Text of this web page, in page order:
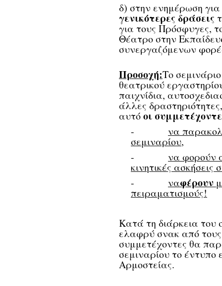
δ) στην ενημέρωση για
γενικότερες δράσεις
για τους Πρόσφυγες,
Θέατρο στην
συνεργαζόμενων
Προσοχή:Το
θεατρικού
παιχνίδια,
άλλες
αυτόοι
- να
σεμιναρίου,
- να φορούν
κινητικές ασκήσεις
- ναφέρουν
πειραματισμούς!
Κατά τη διάρκεια του
ελαφρύ σνακ από
συμμετέχοντες θα
σεμιναρίου το έντυπο
Αρμοστείας.